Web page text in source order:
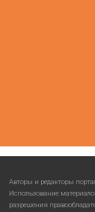
Авторы и редакторы
Использование
разрешения